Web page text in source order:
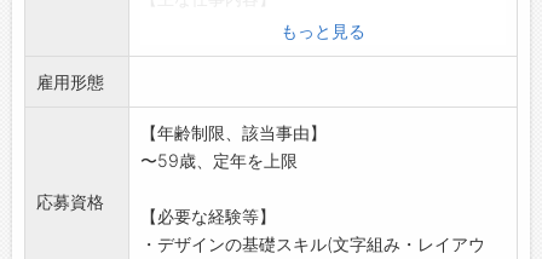
美容関係DM・POP・カード・ポスター、名刺
などのデザイン制
☆OSはWindowsを使用
☆クリエイティブな経験を活かして長野で活躍
できます!
り入れるのが得意な
方
もっと見る
雇用形態
応募資格
【年齢制限、該当事由】
〜59歳、定年を上限
【必要な経験等】
・デザインの基礎スキル(文字組み・レイアウ